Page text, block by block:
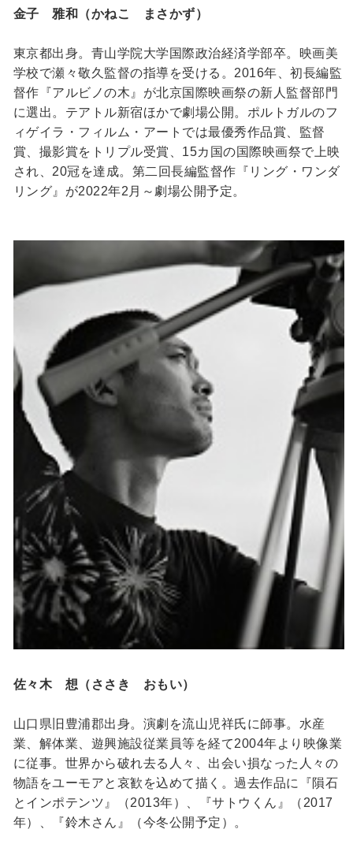
金子 雅和（かねこ まさかず）
東京都出身。青山学院大学国際政治経済学部卒。映画美
学校で瀬々敬久監督の指導を受ける。2016年、初長編監
督作『アルビノの木』が北京国際映画祭の新人監督部門
に選出。テアトル新宿ほかで劇場公開。ポルトガルのフ
ィゲイラ・フィルム・アートでは最優秀作品賞、監督
賞、撮影賞をトリプル受賞、15カ国の国際映画祭で上映
され、20冠を達成。第二回長編監督作『リング・ワンダ
リング』が2022年2月～劇場公開予定。
佐々木 想（ささき おもい）
山口県旧豊浦郡出身。演劇を流山児祥氏に師事。水産
業、解体業、遊興施設従業員等を経て2004年より映像業
に従事。世界から破れ去る人々、出会い損なった人々の
物語をユーモアと哀歓を込めて描く。過去作品に『隕石
とインポテンツ』（2013年）、『サトウくん』（2017
年）、『鈴木さん』（今冬公開予定）。